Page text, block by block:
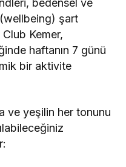
bedensel ve
şart
Kemer,
haftanın 7 günü
bir aktivite
ve yeşilin her tonunu